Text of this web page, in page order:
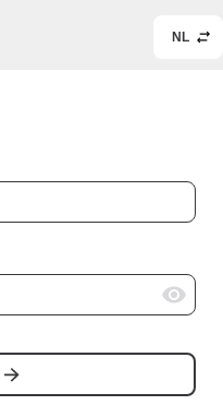
NL